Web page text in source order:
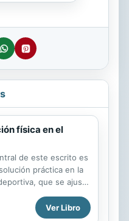
física en el
de este escrito es
práctica en la
que se ajuste
del desarrollo
por las condiciones
boxeo moderno.En
Ver Libro